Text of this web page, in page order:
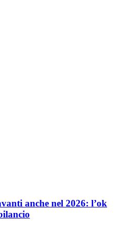
anche nel 2026: l’ok